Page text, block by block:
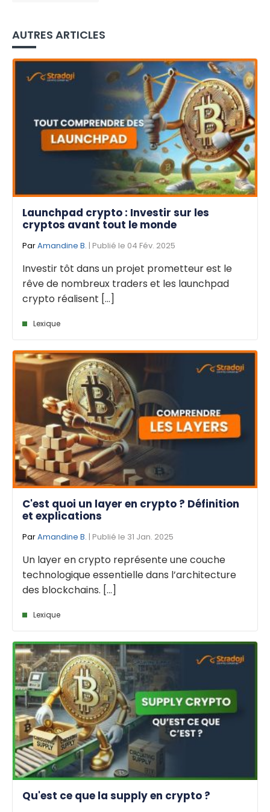
AUTRES ARTICLES
Launchpad crypto : Investir sur les
cryptos avant tout le monde
ParAmandine B. | Publié le 04 Fév. 2025
Investir tôt dans un projet prometteur est le
rêve de nombreux traders et les launchpad
crypto réalisent [...]
Lexique
C'est quoi un layer en crypto ? Définition
et explications
ParAmandine B. | Publié le 31 Jan. 2025
Un layer en crypto représente une couche
technologique essentielle dans l’architecture
des blockchains. [...]
Lexique
Qu'est ce que la supply en crypto ?